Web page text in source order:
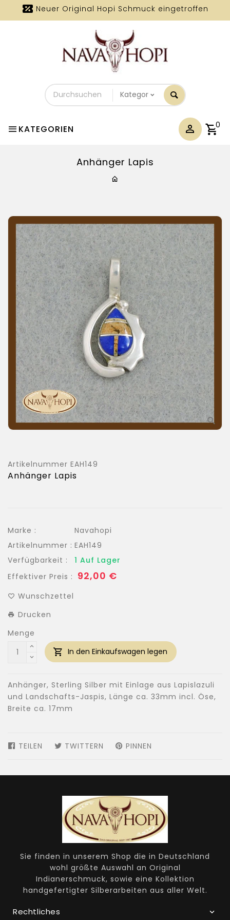
Neuer Original Hopi Schmuck eingetroffen
Durchsuchen
Sie
unseren
KATEGORIEN 0
Anhänger Lapis
Artikelnummer EAH149
Anhänger Lapis
Marke :
Navahopi
Artikelnummer : EAH149
Verfügbarkeit :
1 Auf Lager
Effektiver Preis : Normaler
92,00 €
Wunschzettel
Drucken
Menge
In den Einkaufswagen legen
Anhänger, Sterling Silber mit Einlage aus Lapislazuli
und Landschafts-Jaspis, Länge ca. 33mm incl. Öse,
Breite ca. 17mm
TEILEN AUF
TWITTERN AUF
PINNEN
Sie finden in unserem Shop die in Deutschland
wohl größte Auswahl an Original
Indianerschmuck, sowie eine Kollektion
handgefertigter Silberarbeiten aus aller Welt.
Rechtliches